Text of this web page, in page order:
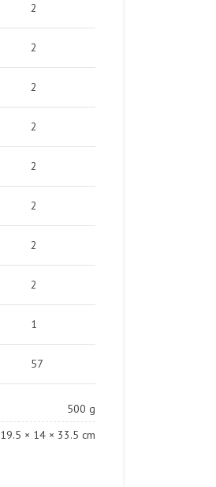
2
2
2
2
2
2
2
2
1
57
500 g
19.5 × 14 × 33.5 cm